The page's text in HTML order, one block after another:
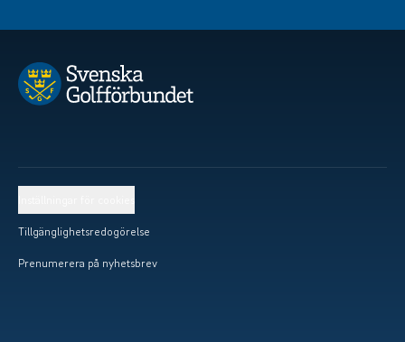
Tillgänglighetsredogörelse
Prenumerera på nyhetsbrev